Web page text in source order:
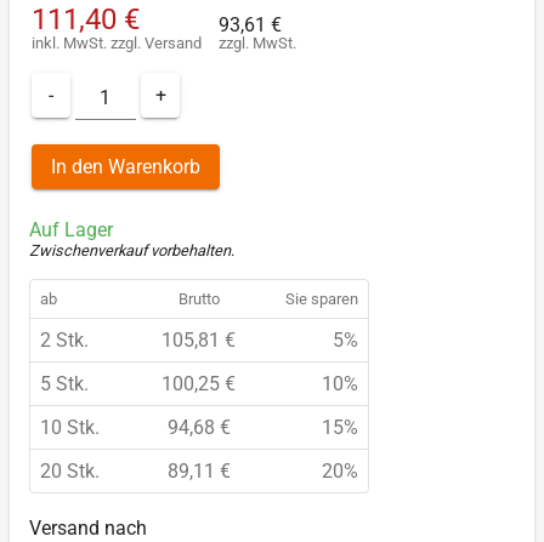
111,40 €
inkl. MwSt. zzgl. Versand
93,61 €
zzgl. MwSt.
- +
In den Warenkorb
Auf Lager
Zwischenverkauf vorbehalten.
ab Brutto Sie sparen
2 Stk. 105,81 €
5%
5 Stk.
100,25 €
10%
10 Stk.
94,68 €
15%
20 Stk.
89,11 € 20%
Versand nach